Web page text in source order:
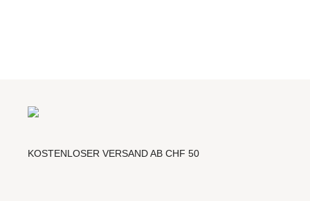
KOSTENLOSER VERSAND AB CHF 50